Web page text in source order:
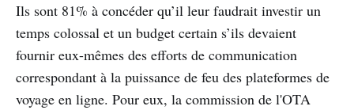
Ils sont 81% à concéder qu’il leur faudrait investir un
temps colossal et un budget certain s’ils devaient
fournir eux-mêmes des efforts de communication
correspondant à la puissance de feu des plateformes de
voyage en ligne. Pour eux, la commission de l'OTA